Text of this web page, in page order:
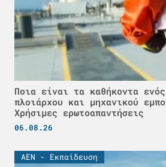
Ποια είναι τα καθήκοντα
πλοιάρχου και μηχανικού
Χρήσιμες ερωτοαπαντήσεις
06.08.26
ΑΕΝ - Εκπαίδευση